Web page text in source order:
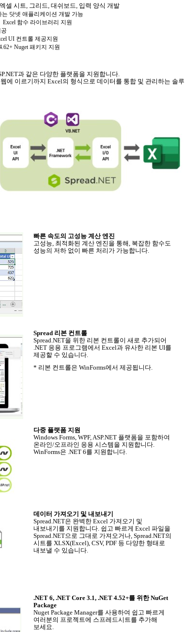
셀 시트, 그리드, 대쉬보드, 입력 양식 개발
닷넷 애플리케이션 개발 가능
함수 라이브러리 지원
UI 컨트롤 제공지원
Nuget 패키지 지원
과 같은 다양한 플랫폼을 지원합니다.
에 이르기까지 Excel의 형식으로 데이터를 통합 및 관리하는 솔루
빠른 속도의 고성능 계산 엔진
고성능, 최적화된 계산 엔진을 통해, 복잡한 함수도
성능의 저하 없이 빠른 처리가 가능합니다.
Spread 리본 컨트롤
Spread.NET을 위한 리본 컨트롤이 새로 추가되어
.NET 응용 프로그램에서 Excel과 유사한 리본 UI를
제공할 수 있습니다.
* 리본 컨트롤은 WinForms에서 제공됩니다.
다중 플랫폼 지원
Windows Forms, WPF, ASP.NET 플랫폼을 포함하여
온라인/오프라인 응용 시스템을 지원합니다.
WinForms은 .NET 6를 지원합니다.
데이터 가져오기 및 내보내기
Spread.NET은 완벽한Excel 가져오기 및
내보내기를 지원합니다. 쉽고 빠르게 Excel 파일을
Spread.NET으로 그대로 가져오거나, Spread.NET의
시트를 XLSX(Excel), CSV, PDF 등 다양한 형태로
내보낼 수 있습니다.
.NET 6, .NET Core 3.1, .NET 4.52+를 위한NuGet
Package
Nuget Package Manager를 사용하여 쉽고 빠르게
여러분의 프로젝트에 스프레드시트를 추가해
보세요.